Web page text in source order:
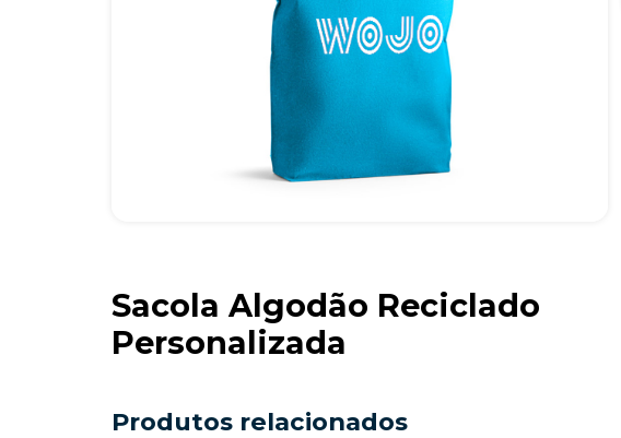
Sacola Algodão Reciclado
Personalizada
Produtos relacionados